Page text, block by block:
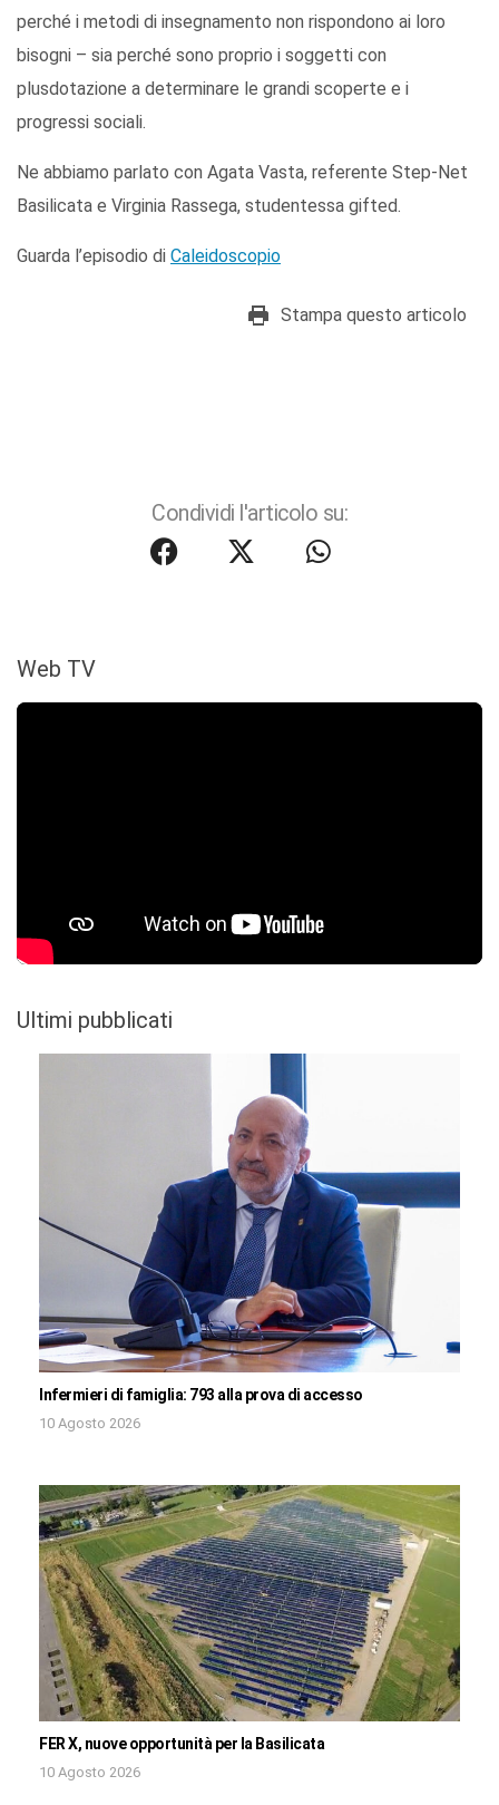
perché i metodi di insegnamento non rispondono ai loro
bisogni – sia perché sono proprio i soggetti con
plusdotazione a determinare le grandi scoperte e i
progressi sociali.
Ne abbiamo parlato con Agata Vasta, referente Step-Net
Basilicata e Virginia Rassega, studentessa gifted.
Guarda l’episodio di Caleidoscopio
Stampa questo articolo
Condividi l'articolo su:
Web TV
Ultimi pubblicati
Infermieri di famiglia: 793 alla prova di accesso
10 Agosto 2026
FER X, nuove opportunità per la Basilicata
10 Agosto 2026